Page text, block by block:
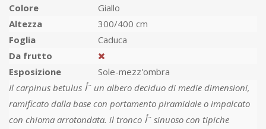
Colore
Giallo
Altezza
300/400 cm
Foglia
Caduca
Da frutto
Esposizione
Sole-mezz'ombra
Il carpinus betulus أ¨ un albero deciduo di medie dimensioni,
ramificato dalla base con portamento piramidale o impalcato
con chioma arrotondata. il tronco أ¨ sinuoso con tipiche